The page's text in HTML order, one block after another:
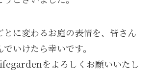
とに変わるお庭の表情を、皆さん
いけたら幸いです。
をよろしくお願いいたし